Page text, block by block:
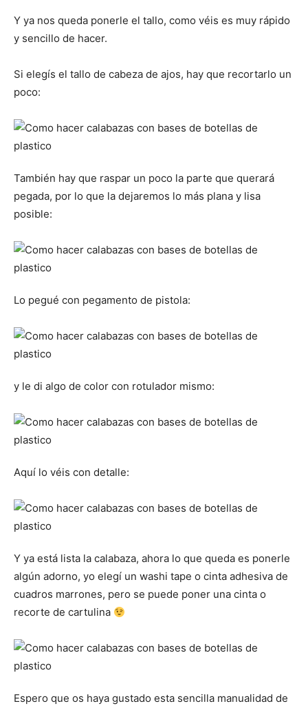
Y ya nos queda ponerle el tallo, como véis es muy rápido
y sencillo de hacer.
Si elegís el tallo de cabeza de ajos, hay que recortarlo un
poco:
También hay que raspar un poco la parte que querará
pegada, por lo que la dejaremos lo más plana y lisa
posible:
Lo pegué con pegamento de pistola:
y le di algo de color con rotulador mismo:
Aquí lo véis con detalle:
Y ya está lista la calabaza, ahora lo que queda es ponerle
algún adorno, yo elegí un washi tape o cinta adhesiva de
cuadros marrones, pero se puede poner una cinta o
recorte de cartulina
Espero que os haya gustado esta sencilla manualidad de